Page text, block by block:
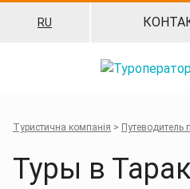
RU
Туристична компанія > Путеводитель
Туры в